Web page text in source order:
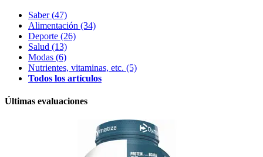
Saber(47)
Alimentación (34)
Deporte (26)
Salud (13)
Modas (6)
Nutrientes, vitaminas, etc. (5)
Todos los artículos
Últimas evaluaciones